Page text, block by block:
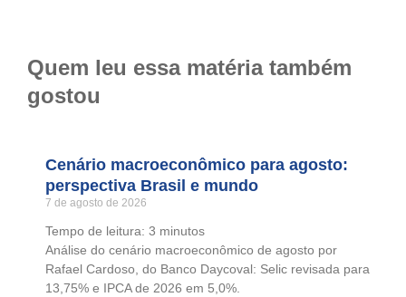
Quem leu essa matéria também
gostou
Cenário macroeconômico para agosto:
perspectiva Brasil e mundo
7 de agosto de 2026
Tempo de leitura: 3 minutos
Análise do cenário macroeconômico de agosto por
Rafael Cardoso, do Banco Daycoval: Selic revisada para
13,75% e IPCA de 2026 em 5,0%.